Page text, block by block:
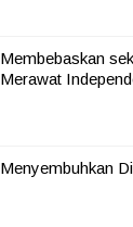
Membebaskan
Merawat
Menyembuhkan